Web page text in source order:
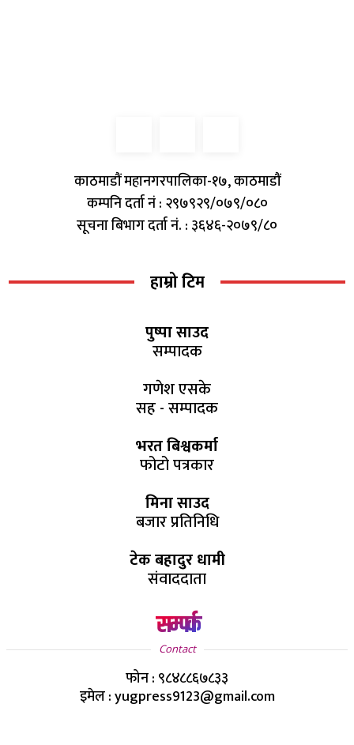
काठमाडौं महानगरपालिका-१७, काठमाडौं
कम्पनि दर्ता नं : २९७९२९/०७९/०८०
सूचना बिभाग दर्ता नं. : ३६४६-२०७९/८०
हाम्रो टिम
पुष्पा साउद
सम्पादक
गणेश एसके
सह - सम्पादक
भरत बिश्वकर्मा
फोटो पत्रकार
मिना साउद
बजार प्रतिनिधि
टेक बहादुर धामी
संवाददाता
सम्पर्क
Contact
फोन : ९८४८८६७८३३
इमेल : yugpress9123@gmail.com